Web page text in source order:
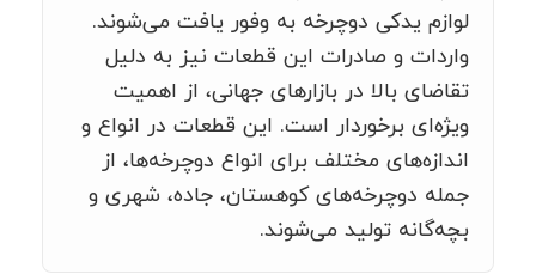
لوازم یدکی دوچرخه به وفور یافت می‌شوند.
واردات و صادرات این قطعات نیز به دلیل
تقاضای بالا در بازارهای جهانی، از اهمیت
ویژه‌ای برخوردار است. این قطعات در انواع و
اندازه‌های مختلف برای انواع دوچرخه‌ها، از
جمله دوچرخه‌های کوهستان، جاده، شهری و
بچه‌گانه تولید می‌شوند.